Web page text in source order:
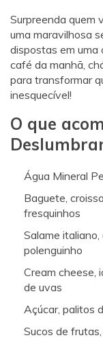
Surpreenda quem
uma maravilhosa
dispostas em uma
café da manhã,
para transformar
inesquecível!
O que
Água Mineral
Baguete,
fresquinhos
Salame italiano,
polenguinho
Cream cheese,
de uvas
Açúcar, palitos
Sucos de